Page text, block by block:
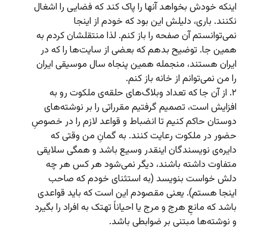
اینکه خودش بخواهد آنها را پاک کند که فضایی را اشغال
نکنند. باری، دلیلش این بود که خودم از اینجا
نمی‌توانستم آن صفحه را باز کنم. لذا منتقلشان کردم به
همین جا. توضیح بدهم که بعضی از سایت‌ها را که در
ایران هستند، منجمله همین پنجاه سال موسیقی ایران
را من نمی‌توانم از خانه باز کنم.
۲. از آن جا که تعداد وبلاگ‌های حلقه‌ی ملکوت رو به
افزایش است، تصمیم گرفتیم مقرراتی را بر نوشته‌های
دوستان حاکم کنیم تا انضباط و قواعد لازم را در خصوصِ
حضور در ملکوت رعایت کنند. به گمانِ من وقتی که
دایره‌ی نویسندگان اینقدر وسیع باشد و همگی سلایقی
متفاوت داشته باشند، دیگر نمی‌شود هر کس هر چه
دلش خواست بنویسد (به استثنای خودم که صاحب
اینجا هستم). یعنی مقصودم این است که باید قواعدی
باشد که مانعِ هرج و مرج یا احیاناً تهتک به افراد را بگیرد
و نوشته‌ها مبتنی بر ضوابطی باشد.